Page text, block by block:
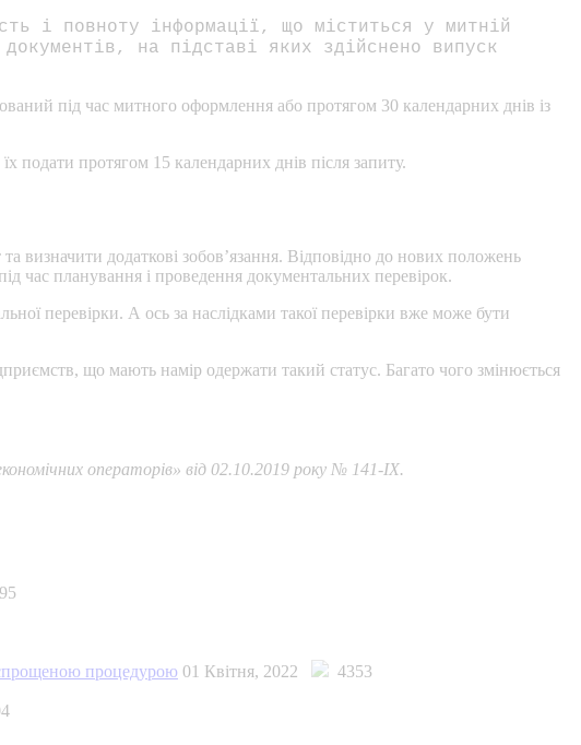
і повноту інформації, що міститься у митній
на підставі яких здійснено випуск
під час митного оформлення або протягом 30 календарних днів із
подати протягом 15 календарних днів після запиту.
визначити додаткові зобов’язання. Відповідно до нових положень
час планування і проведення документальних перевірок.
перевірки. А ось за наслідками такої перевірки вже може бути
що мають намір одержати такий статус. Багато чого змінюється
операторів» від 02.10.2019 року № 141-IX.
процедурою 01 Квітня, 2022 4353